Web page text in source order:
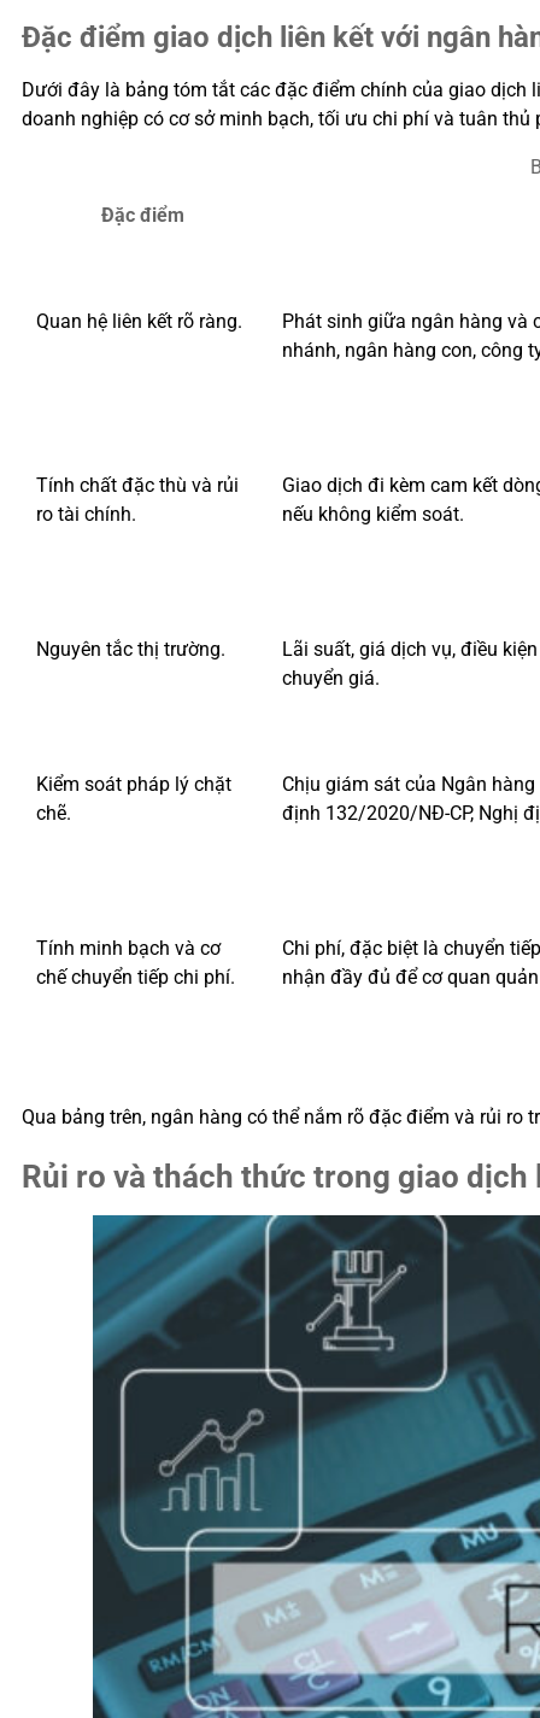
Đặc điểm giao dịch liên kết với ngân
Dưới đây là bảng tóm tắt các đặc điểm chính của giao dịch
doanh nghiệp có cơ sở minh bạch, tối ưu chi phí và tuân thủ
Đặc điểm
Quan hệ liên kết rõ ràng.
Phát sinh giữa ngân hàng và
nhánh, ngân hàng con, công
Tính chất đặc thù và rủi
ro tài chính.
Giao dịch đi kèm cam kết
nếu không kiểm soát.
Nguyên tắc thị trường.
Lãi suất, giá dịch vụ, điều
chuyển giá.
Kiểm soát pháp lý chặt
chẽ.
Chịu giám sát của Ngân
định 132/2020/NĐ-CP, Nghị
Tính minh bạch và cơ
chế chuyển tiếp chi phí.
Chi phí, đặc biệt là chuyển
nhận đầy đủ để cơ quan
Qua bảng trên, ngân hàng có thể nắm rõ đặc điểm và rủi
Rủi ro và thách thức trong giao dịch